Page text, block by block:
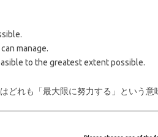
manage.
to the greatest extent possible.
どれも「最大限に努力する」という意